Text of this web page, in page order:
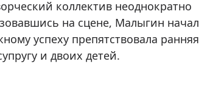
коллектив неоднократно
на сцене, Малыгин начал
успеху препятствовала ранняя
и двоих детей.